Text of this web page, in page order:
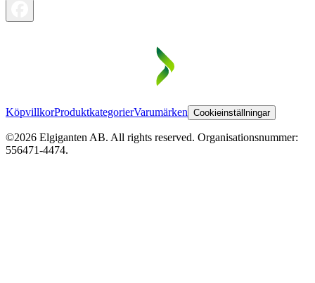
KöpvillkorProduktkategorierVarumärken Cookieinställningar
©2026 Elgiganten AB. All rights reserved. Organisationsnummer:
556471-4474.